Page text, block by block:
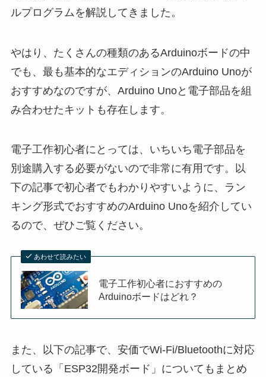
ルプログラムを解説してきました。
やはり、たくさんの種類のあるArduinoボードの中
でも、最も基本的なエディションのArduino Unoが
おすすめなのですが、Arduino Unoと電子部品を組
み合わせたキットも存在します。
電子工作初心者にとっては、いちいち電子部品を
別途購入する必要がないので非常に有用です。以
下の記事で初心者でもわかりやすいように、ラン
キング形式でおすすめのArduino Unoを紹介してい
るので、ぜひご覧ください。
あわせて読みたい
電子工作初心者におすすめの
Arduinoボードはどれ？
また、以下の記事で、安価でWi-Fi/Bluetoothに対応
している「ESP32開発ボード」についてもまとめ